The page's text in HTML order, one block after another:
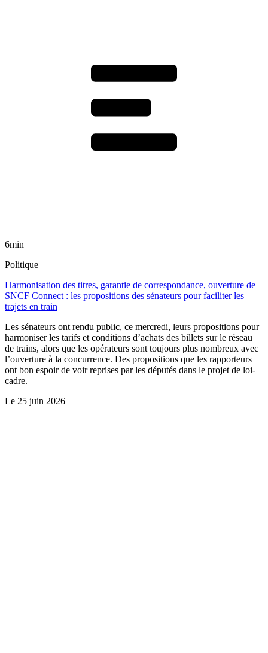
6min
Politique
Harmonisation des titres, garantie de correspondance, ouverture de
SNCF Connect : les propositions des sénateurs pour faciliter les
trajets en train
Les sénateurs ont rendu public, ce mercredi, leurs propositions pour
harmoniser les tarifs et conditions d’achats des billets sur le réseau
de trains, alors que les opérateurs sont toujours plus nombreux avec
l’ouverture à la concurrence. Des propositions que les rapporteurs
ont bon espoir de voir reprises par les députés dans le projet de loi-
cadre.
Le 25 juin 2026